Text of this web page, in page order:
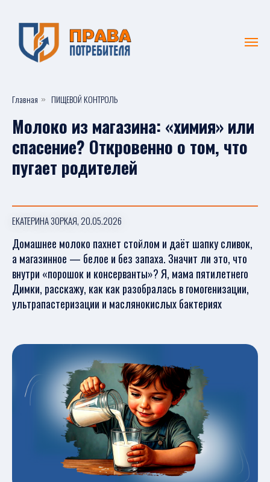
Главная » ПИЩЕВОЙ КОНТРОЛЬ
Молоко из магазина: «химия» или
спасение? Откровенно о том, что
пугает родителей
ЕКАТЕРИНА ЗОРКАЯ, 20.05.2026
Домашнее молоко пахнет стойлом и даёт шапку сливок,
а магазинное — белое и без запаха. Значит ли это, что
внутри «порошок и консерванты»? Я, мама пятилетнего
Димки, расскажу, как как разобралась в гомогенизации,
ультрапастеризации и маслянокислых бактериях